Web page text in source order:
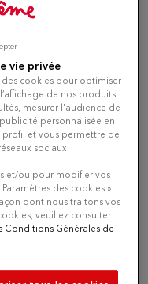
Carte
Marina di
via Inglostadt
et 16:00 - 20:00
vie privée
des cookies pour optimiser
de nos produits
mesurer l'audience de
personnalisée en
et vous permettre de
sociaux.
et/ou pour modifier vos
des cookies ».
dont nous traitons vos
veuillez consulter
Conditions Générales de